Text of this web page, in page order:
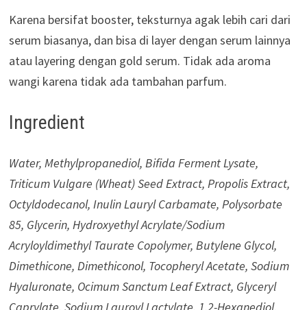
Karena bersifat booster, teksturnya agak lebih cari dari
serum biasanya, dan bisa di layer dengan serum lainnya
atau layering dengan gold serum. Tidak ada aroma
wangi karena tidak ada tambahan parfum.
Ingredient
Water, Methylpropanediol, Bifida Ferment Lysate,
Triticum Vulgare (Wheat) Seed Extract, Propolis Extract,
Octyldodecanol, Inulin Lauryl Carbamate, Polysorbate
85, Glycerin, Hydroxyethyl Acrylate/Sodium
Acryloyldimethyl Taurate Copolymer, Butylene Glycol,
Dimethicone, Dimethiconol, Tocopheryl Acetate, Sodium
Hyaluronate, Ocimum Sanctum Leaf Extract, Glyceryl